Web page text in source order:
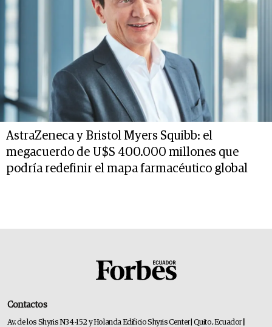
AstraZeneca y Bristol Myers Squibb: el
megacuerdo de U$S 400.000 millones que
podría redefinir el mapa farmacéutico global
Contactos
Av. de los Shyris N34-152 y Holanda Edificio Shyris Center | Quito, Ecuador